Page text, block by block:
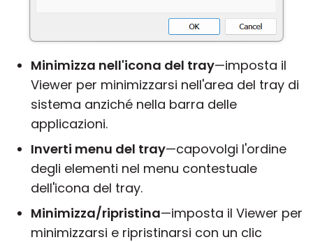
Minimizza nell'icona del tray—imposta il
Viewer per minimizzarsi nell'area del tray di
sistema anziché nella barra delle
applicazioni.
Inverti menu del tray—capovolgi l'ordine
degli elementi nel menu contestuale
dell'icona del tray.
Minimizza/ripristina—imposta il Viewer per
minimizzarsi e ripristinarsi con un clic